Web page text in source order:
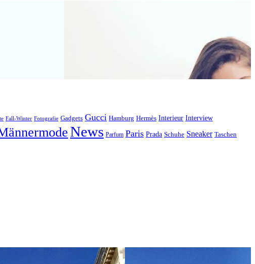
Fall-Winter Fotografie Gadgets Gucci Hamburg Hermès Interieur Interview
News Parfum Paris Prada Schuhe Sneaker Taschen